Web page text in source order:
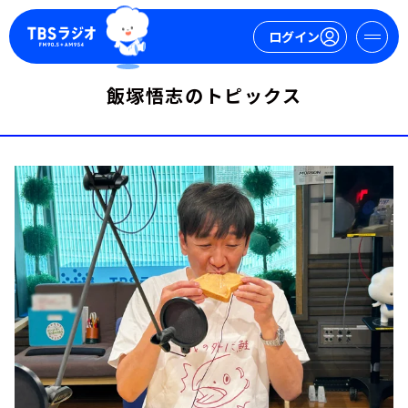
ログイン
今日の番組表
週間番組表
トピックス
TBS Podcast
飯塚悟志のトピックス